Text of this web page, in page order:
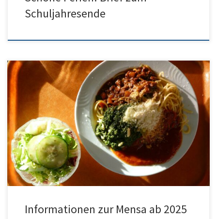
Schuljahresende
Ab dem Schuljahr 2025/26 gibt es einige Änderungen bezüglich
der Bestellfristen unserer Mensa. Hier finden Sie die direkten Links:
Registrierung: https://humboldtgym-ulm.inetmenue.de Eltern-
Registrierung: https://eltern.inetmenue.de
Informationen zur Mensa ab 2025